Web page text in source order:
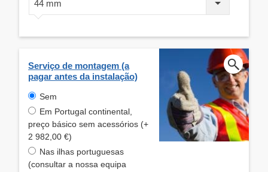
44 mm
Serviço de montagem (a
pagar antes da instalação)
Sem
Em Portugal continental,
preço básico sem acessórios (+
2 982,00 €)
Nas ilhas portuguesas
(consultar a nossa equipa